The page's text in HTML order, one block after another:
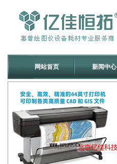
网站首页 新闻中心